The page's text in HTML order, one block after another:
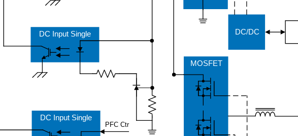
DC/DC
DC Input Single
PFC Ctr
DC Input Single
MOSFET